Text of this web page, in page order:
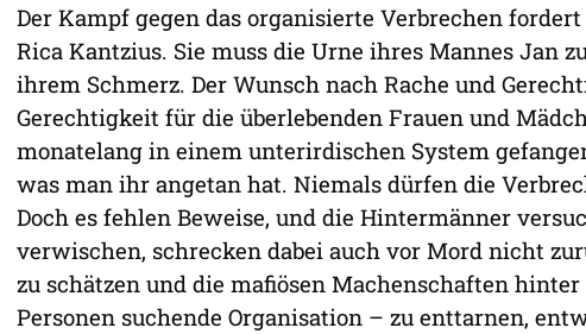
Der Kampf gegen das organisierte Verbrechen
Rica Kantzius. Sie muss die Urne ihres Mannes Jan
ihrem Schmerz. Der Wunsch nach Rache und
Gerechtigkeit für die überlebenden Frauen und
monatelang in einem unterirdischen System
was man ihr angetan hat. Niemals dürfen die
Doch es fehlen Beweise, und die Hintermänner
verwischen, schrecken dabei auch vor Mord nicht
zu schätzen und die mafiösen Machenschaften
Personen suchende Organisation – zu enttarnen,